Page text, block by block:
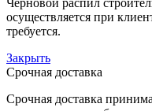
осуществляется при
требуется.
Закрыть
Срочная доставка
Срочная доставка